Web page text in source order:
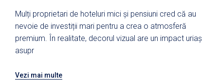
Mulți proprietari de hoteluri mici și pensiuni cred că au
nevoie de investiții mari pentru a crea o atmosferă
premium. În realitate, decorul vizual are un impact uriaș
asupr
Vezi mai multe